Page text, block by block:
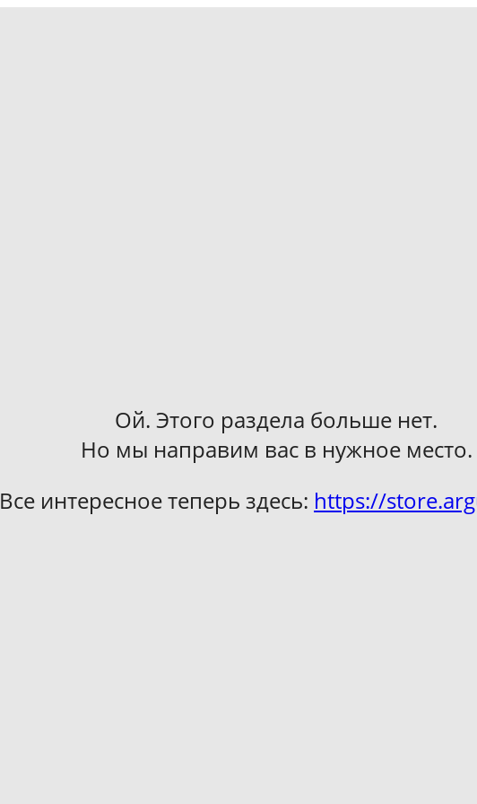
Ой. Этого раздела больше нет.
Но мы направим вас в нужное место.
Все интересное теперь здесь: https://